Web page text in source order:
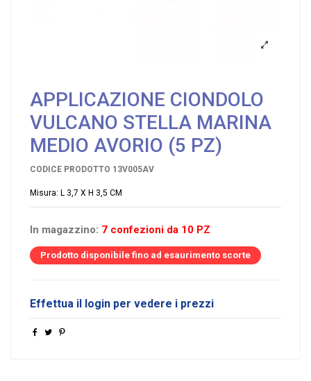
APPLICAZIONE CIONDOLO
VULCANO STELLA MARINA
MEDIO AVORIO (5 PZ)
CODICE PRODOTTO 13V005AV
Misura: L 3,7 X H 3,5 CM
In magazzino: 7 confezioni da 10 PZ
Prodotto disponibile fino ad esaurimento scorte
Effettua il login per vedere i prezzi